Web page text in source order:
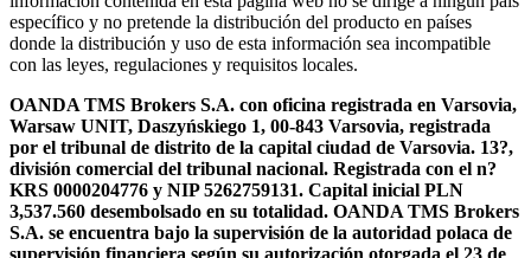
específico y no pretende la distribución del producto en países
donde la distribución y uso de esta información sea incompatible
con las leyes, regulaciones y requisitos locales.
OANDA TMS Brokers S.A. con oficina registrada en Varsovia,
Warsaw UNIT, Daszyńskiego 1, 00-843 Varsovia, registrada
por el tribunal de distrito de la capital ciudad de Varsovia. 13?,
división comercial del tribunal nacional. Registrada con el n?
KRS 0000204776 y NIP 5262759131. Capital inicial PLN
3,537.560 desembolsado en su totalidad. OANDA TMS Brokers
S.A. se encuentra bajo la supervisión de la autoridad polaca de